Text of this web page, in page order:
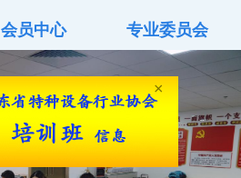
会员中心 专业委员会
×